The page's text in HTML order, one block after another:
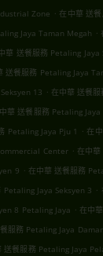
Zone . 在中華 送
Jaya Taman Megah .
華 送餐服務 Petaling Jaya
送餐服務 Petaling Jaya
13 . 在中華 送餐
華 送餐服務 Petaling
Petaling Jaya Pju 1 . 在
Center . 在中
9 . 在中華 送餐服務
Petaling Jaya Seksyen 3 .
8 Petaling Jaya . 在中
服務 Petaling Jaya
送餐服務 Petaling Jaya